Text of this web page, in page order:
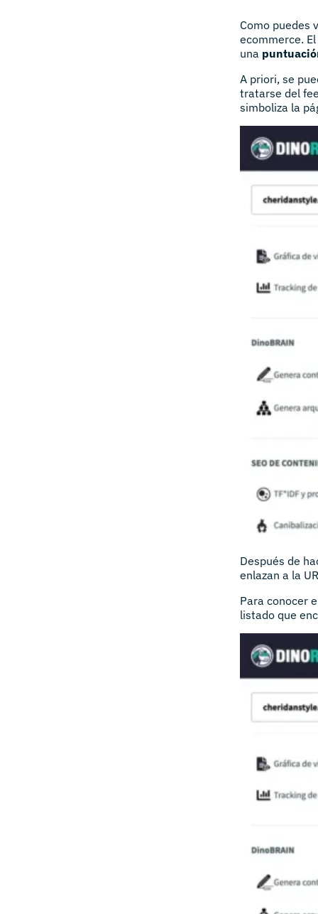
Como puedes
ecommerce.
una
A priori, se
tratarse del
simboliza la
Después de
enlazan a la
Para conocer
listado que